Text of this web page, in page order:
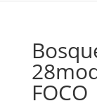
FOCO